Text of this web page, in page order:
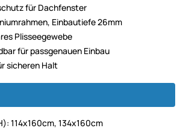
für Dachfenster
Einbautiefe 26mm
Plisseegewebe
für passgenauen Einbau
sicheren Halt
114x160cm, 134x160cm